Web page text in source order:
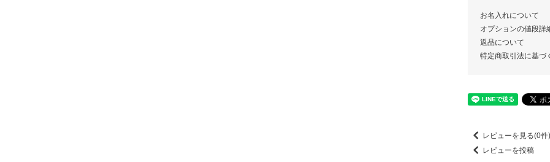
お名入れについて
オプションの値段詳
返品について
特定商取引法に基づ
レビューを見る(0件)
レビューを投稿